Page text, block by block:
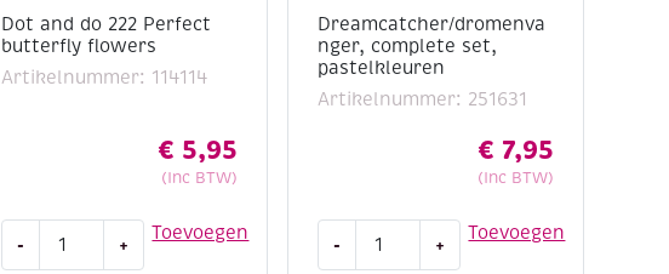
Dot and do 222 Perfect
butterfly flowers
Artikelnummer: 114114
€ 5,95
(Inc BTW)
Toevoegen
- +
Dreamcatcher/dromenva
nger, complete set,
pastelkleuren
Artikelnummer: 251631
€ 7,95
(Inc BTW)
Toevoegen
-
Dreamcatcher/dromenvanger,
complete
+